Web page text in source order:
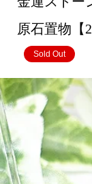
原石置物【
Sold Out